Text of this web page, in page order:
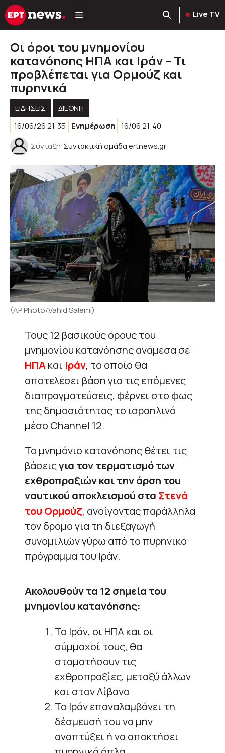
Μετάβαση
σε
Live TV
Οι όροι του μνημονίου
κατανόησης ΗΠΑ και Ιράν – Τι
προβλέπεται για Ορμούζ και
πυρηνικά
ΕΙΔΗΣΕΙΣ
ΔΙΕΘΝΗ
16/06/26 21:35
Ενημέρωση 16/06 21:40
Σύνταξη Συντακτική ομάδα ertnews.gr
(AP Photo/Vahid Salemi)
Τους 12 βασικούς όρους του
μνημονίου κατανόησης ανάμεσα σε
ΗΠΑκαι Ιράν, το οποίο θα
αποτελέσει βάση για τις επόμενες
διαπραγματεύσεις, φέρνει στο φως
της δημοσιότητας το ισραηλινό
μέσο Channel 12.
Το μνημόνιο κατανόησης θέτει τις
βάσειςγια τον τερματισμό των
εχθροπραξιών και την άρση του
ναυτικού αποκλεισμού στα Στενά
του Ορμούζ, ανοίγοντας παράλληλα
τον δρόμο για τη διεξαγωγή
συνομιλιών γύρω από το πυρηνικό
πρόγραμμα του Ιράν.
Ακολουθούν τα 12 σημεία του
μνημονίου κατανόησης:
Το Ιράν, οι ΗΠΑ και οι
σύμμαχοί τους, θα
σταματήσουν τις
εχθροπραξίες, μεταξύ άλλων
και στον Λίβανο
Το Ιράν επαναλαμβάνει τη
δέσμευσή του να μην
αναπτύξει ή να αποκτήσει